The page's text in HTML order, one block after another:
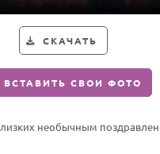
СКАЧАТЬ
ВСТАВИТЬ СВОИ ФОТО
необычным